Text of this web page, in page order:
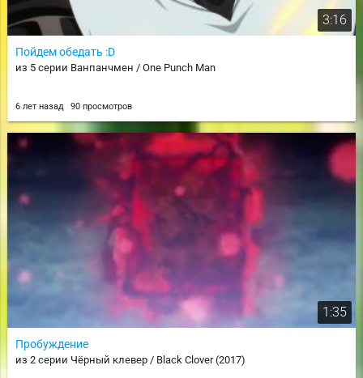
3:16
Пойдем обедать :D
из 5 серии Ванпанчмен / One Punch Man
6 лет назад 90 просмотров
1:35
Пробуждение
из 2 серии Чёрный клевер / Black Clover (2017)